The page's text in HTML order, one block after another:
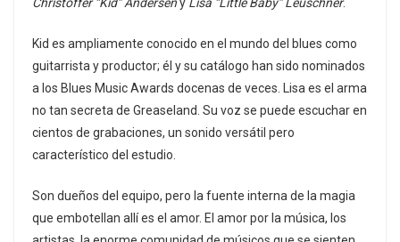
Christoffer “Kid” Anderseny Lisa “Little Baby” Leuschner.
Kid es ampliamente conocido en el mundo del blues como
guitarrista y productor; él y su catálogo han sido nominados
a los Blues Music Awards docenas de veces. Lisa es el arma
no tan secreta de Greaseland. Su voz se puede escuchar en
cientos de grabaciones, un sonido versátil pero
característico del estudio.
Son dueños del equipo, pero la fuente interna de la magia
que embotellan allí es el amor. El amor por la música, los